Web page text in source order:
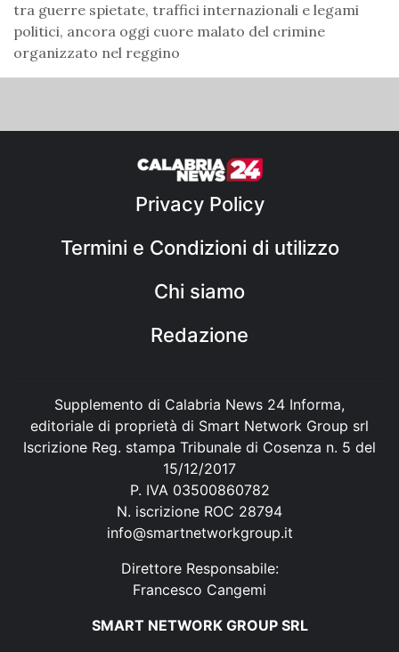
tra guerre spietate, traffici internazionali e legami
politici, ancora oggi cuore malato del crimine
organizzato nel reggino
Privacy Policy
Termini e Condizioni di utilizzo
Chi siamo
Redazione
Supplemento di Calabria News 24 Informa,
editoriale di proprietà di Smart Network Group srl
Iscrizione Reg. stampa Tribunale di Cosenza n. 5 del
15/12/2017
P. IVA 03500860782
N. iscrizione ROC 28794
info@smartnetworkgroup.it
Direttore Responsabile:
Francesco Cangemi
SMART NETWORK GROUP SRL